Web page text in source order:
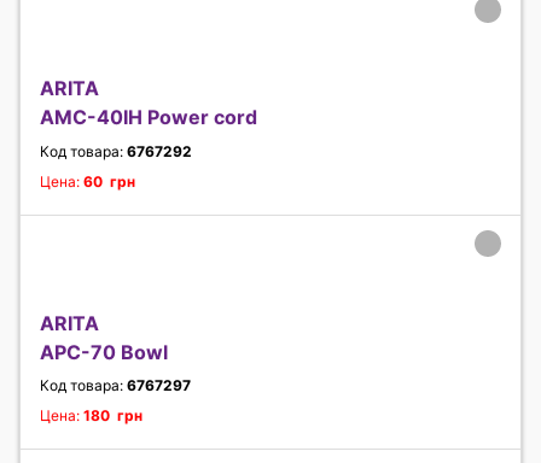
ARITA
AMC-40IH Power cord
Код товара: 6767292
Цена: 60 грн
ARITA
APC-70 Bowl
Код товара: 6767297
Цена: 180 грн